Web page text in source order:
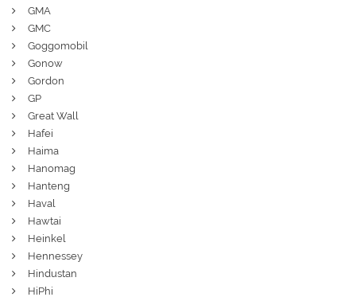
GMA
GMC
Goggomobil
Gonow
Gordon
GP
Great Wall
Hafei
Haima
Hanomag
Hanteng
Haval
Hawtai
Heinkel
Hennessey
Hindustan
HiPhi